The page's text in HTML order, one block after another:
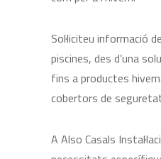
Sol·liciteu informació
piscines, des d’una
fins a productes
cobertors de
A Also Casals